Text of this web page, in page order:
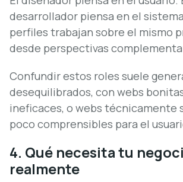
desarrollador piensa en el
perfiles trabajan sobre el mismo
desde perspectivas
Confundir estos roles suele
desequilibrados, con webs
ineficaces, o webs técnicamente
poco comprensibles para el
4. Qué necesita tu
realmente